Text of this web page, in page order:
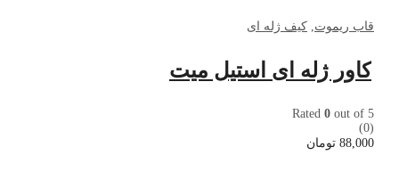
قاب ریموت کیف ژله ای
کاور ژله ای استیل میت
Rated 0 out of 5
(0)
88,000 تومان